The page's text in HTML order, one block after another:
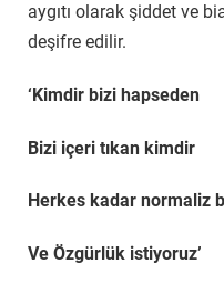
aygıtı olarak şiddet ve
deşifre edilir.
‘Kimdir bizi hapseden
Bizi içeri tıkan kimdir
Herkes kadar normaliz
Ve Özgürlük istiyoruz’